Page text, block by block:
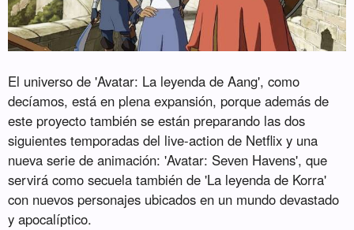
El universo de 'Avatar: La leyenda de Aang', como
decíamos, está en plena expansión, porque además de
este proyecto también se están preparando las dos
siguientes temporadas del live-action de Netflix y una
nueva serie de animación: 'Avatar: Seven Havens', que
servirá como secuela también de 'La leyenda de Korra'
con nuevos personajes ubicados en un mundo devastado
y apocalíptico.